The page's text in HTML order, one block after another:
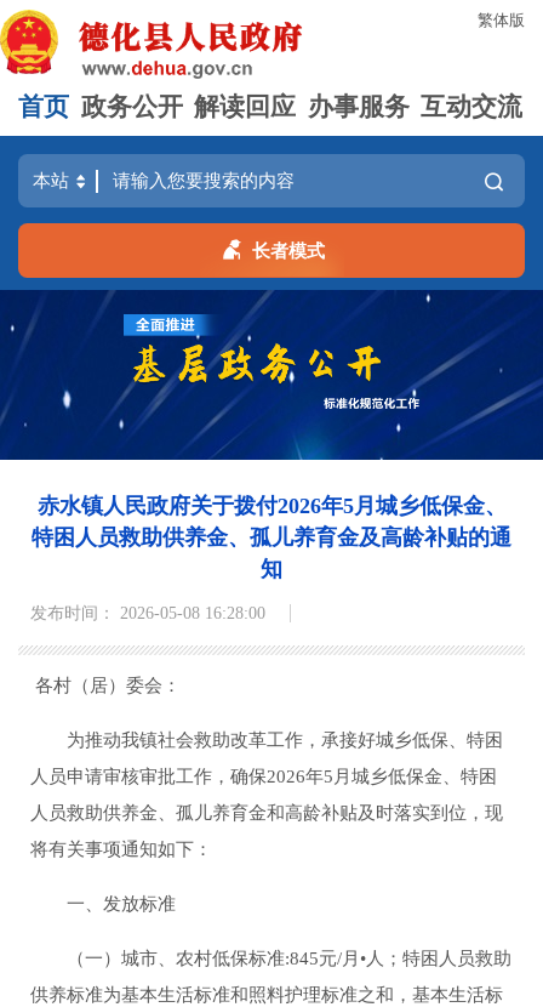
繁体版
首页 政务公开 解读回应 办事服务 互动交流
长者模式
赤水镇人民政府关于拨付2026年5月城乡低保金、
特困人员救助供养金、孤儿养育金及高龄补贴的通
知
发布时间： 2026-05-08 16:28:00
各村（居）委会：
为推动我镇社会救助改革工作，承接好城乡低保、特困
人员申请审核审批工作，确保2026年5月城乡低保金、特困
人员救助供养金、孤儿养育金和高龄补贴及时落实到位，现
将有关事项通知如下：
一、发放标准
（一）城市、农村低保标准:845元/月 •人；特困人员救助
供养标准为基本生活标准和照料护理标准之和，基本生活标